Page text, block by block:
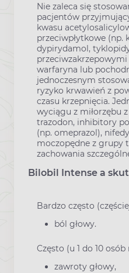
Nie zaleca się
pacjentów
kwasu
przeciwpłytkowe (np.
dypirydamol,
przeciwzakrzepowymi
warfaryna lub
jednoczesnym
ryzyko krwawień z
czasu krzepnięcia.
wyciągu z miłorzębu
trazodon, inhibitory
(np. omeprazol),
moczopędne z grupy
zachowania
Bilobil Intense a
Bardzo często
ból głowy.
Często (u 1 do 10 osób
zawroty głowy,